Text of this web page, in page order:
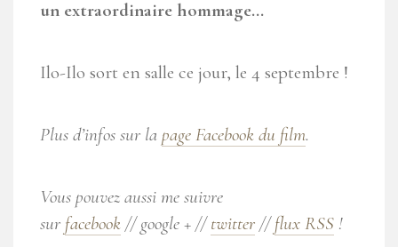
un extraordinaire hommage…
Ilo-Ilo sort en salle ce jour, le 4 septembre !
Plus d’infos sur la page Facebook du film.
Vous pouvez aussi me suivre
sur facebook // google + //twitter //flux RSS !